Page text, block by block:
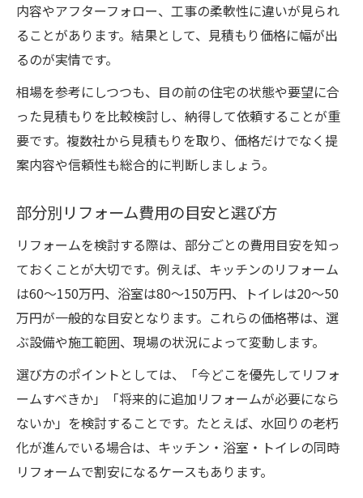
内容やアフターフォロー、工事の柔軟性に違いが見られ
ることがあります。結果として、見積もり価格に幅が出
るのが実情です。
相場を参考にしつつも、目の前の住宅の状態や要望に合
った見積もりを比較検討し、納得して依頼することが重
要です。複数社から見積もりを取り、価格だけでなく提
案内容や信頼性も総合的に判断しましょう。
部分別リフォーム費用の目安と選び方
リフォームを検討する際は、部分ごとの費用目安を知っ
ておくことが大切です。例えば、キッチンのリフォーム
は60～150万円、浴室は80～150万円、トイレは20～50
万円が一般的な目安となります。これらの価格帯は、選
ぶ設備や施工範囲、現場の状況によって変動します。
選び方のポイントとしては、「今どこを優先してリフォ
ームすべきか」「将来的に追加リフォームが必要になら
ないか」を検討することです。たとえば、水回りの老朽
化が進んでいる場合は、キッチン・浴室・トイレの同時
リフォームで割安になるケースもあります。